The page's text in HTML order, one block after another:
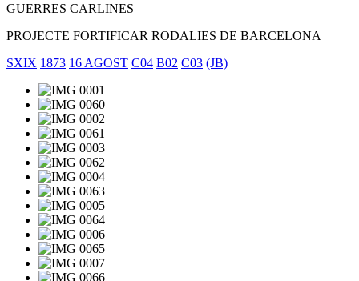
GUERRES CARLINES
PROJECTE FORTIFICAR RODALIES DE BARCELONA
SXIX 1873 16 AGOST C04 B02 C03 (JB)